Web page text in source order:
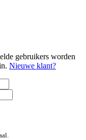
gebruikers worden
Nieuwe klant?